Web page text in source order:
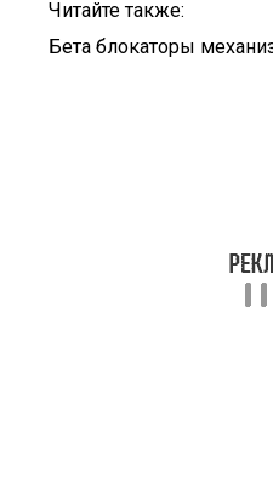
Читайте также:
Бета блокаторы